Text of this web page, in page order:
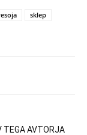
sklep
TEGA AVTORJA